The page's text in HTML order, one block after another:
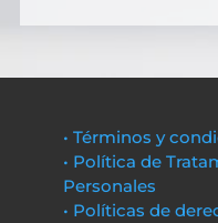
• Términos y
• Política de
Personales
• Políticas de